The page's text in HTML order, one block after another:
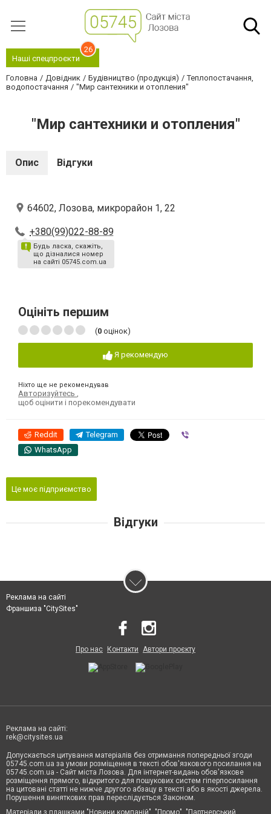
Наші спецпроєкти
26
Головна Довідник Будівництво (продукція)
Теплопостачання,
водопостачання
"Мир сантехники и отопления"
"Мир сантехники и отопления"
Опис Відгуки
64602, Лозова, микрорайон 1, 22
+380(99)022-88-89
Будь ласка, скажіть,
що дізналися номер
на сайті 05745.com.ua
Оцініть першим
(0 оцінок)
Я рекомендую
Ніхто ще не рекомендував
Авторизуйтесь
щоб оцінити і порекомендувати
Reddit Telegram
WhatsApp
Це моє підприємство
Відгуки
Реклама на сайті
Франшиза "CitySites"
Про нас Контакти Автори проєкту
Реклама на сайті:
rek@citysites.ua
Допускається цитування матеріалів без отримання попередньої згоди
05745.com.ua за умови розміщення в тексті обов'язкового посилання на
05745.com.ua - Сайт міста Лозова. Для інтернет-видань обов'язкове
розміщення прямого, відкритого для пошукових систем гіперпосилання
на цитовані статті не нижче другого абзацу в тексті або в якості джерела.
Порушення виняткових прав переслідується Законом.
Матеріали з плашками "Новини компаній", "Промо", "Партнерський